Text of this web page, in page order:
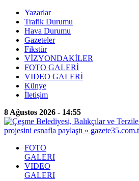
Yazarlar
Trafik Durumu
Hava Durumu
Gazeteler
Fikstür
VİZYONDAKİLER
FOTO GALERİ
VIDEO GALERİ
Künye
İletişim
8 Ağustos 2026 - 14:55
FOTO
GALERI
VIDEO
GALERI